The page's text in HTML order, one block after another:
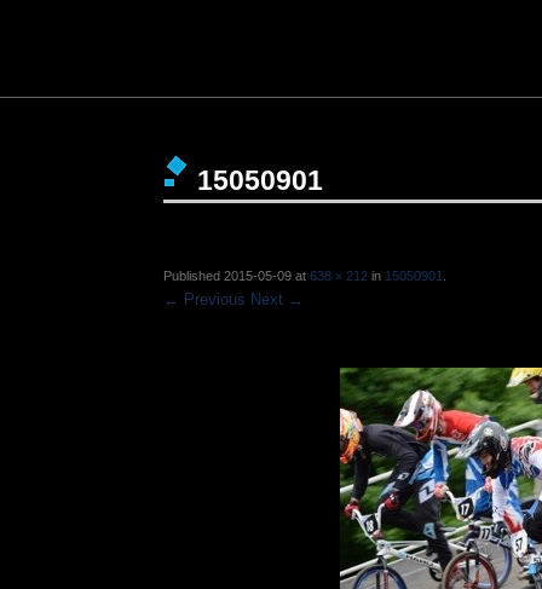
15050901
Published 2015-05-09 at 638 × 212 in 15050901
← Previous Next →